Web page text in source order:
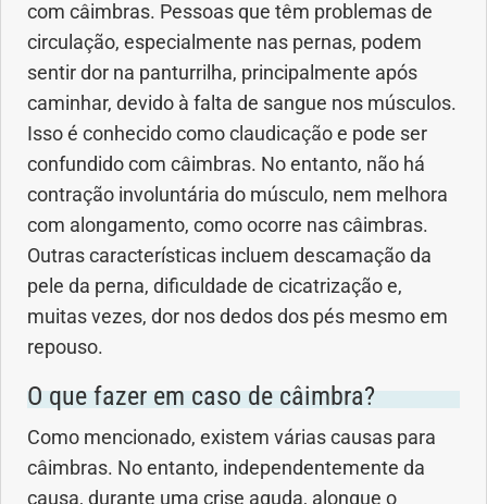
com câimbras. Pessoas que têm problemas de
circulação, especialmente nas pernas, podem
sentir dor na panturrilha, principalmente após
caminhar, devido à falta de sangue nos músculos.
Isso é conhecido como claudicação e pode ser
confundido com câimbras. No entanto, não há
contração involuntária do músculo, nem melhora
com alongamento, como ocorre nas câimbras.
Outras características incluem descamação da
pele da perna, dificuldade de cicatrização e,
muitas vezes, dor nos dedos dos pés mesmo em
repouso.
O que fazer em caso de câimbra?
Como mencionado, existem várias causas para
câimbras. No entanto, independentemente da
causa, durante uma crise aguda, alongue o